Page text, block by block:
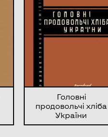
Головні
продовольчі хліба
України